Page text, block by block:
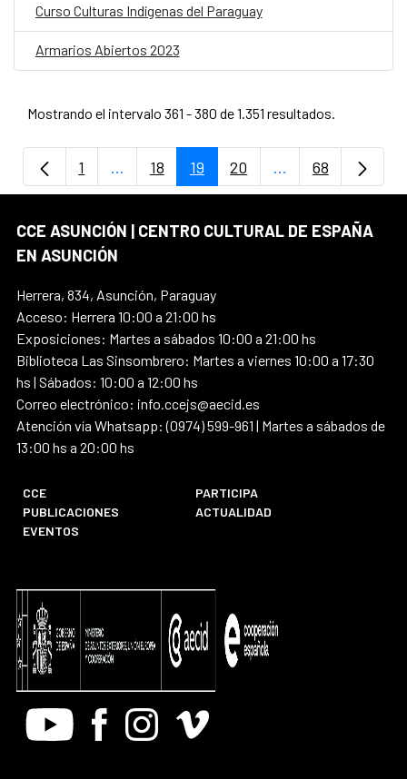
Curso Culturas Indígenas del Paraguay
Armarios Abiertos 2023
Mostrando el intervalo 361 - 380 de 1.351 resultados.
Página
1 ...Páginas intermedias Use TAB para
Página
18 Página
19 Página
20 ...PáginasPágina
68
CCE ASUNCIÓN | CENTRO CULTURAL DE ESPAÑA
EN ASUNCIÓN
Herrera, 834, Asunción, Paraguay
Acceso: Herrera 10:00 a 21:00 hs
Exposiciones: Martes a sábados 10:00 a 21:00 hs
Biblioteca Las Sinsombrero: Martes a viernes 10:00 a 17:30
hs | Sábados: 10:00 a 12:00 hs
Correo electrónico: info.ccejs@aecid.es
Atención vía Whatsapp: (0974) 599-961 | Martes a sábados de
13:00 hs a 20:00 hs
CCE
PARTICIPA
PUBLICACIONES
ACTUALIDAD
EVENTOS
Youtube FacebookInstagram
Vimeo